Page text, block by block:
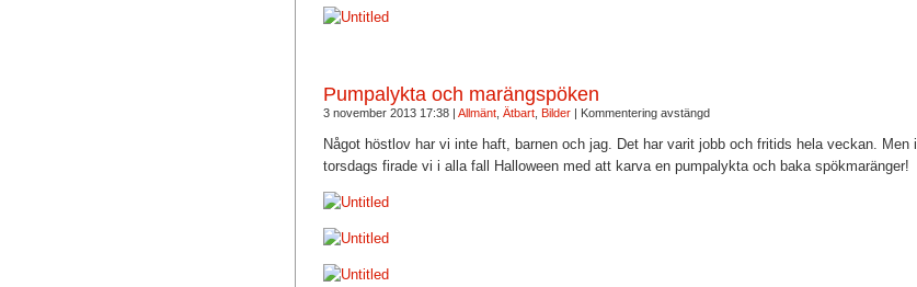
Pumpalykta och marängspöken
3 november 2013 17:38 | Allmänt, Ätbart, Bilder| Kommentering avstängd
Något höstlov har vi inte haft, barnen och jag. Det har varit jobb och fritids hela veckan. Men i
torsdags firade vi i alla fall Halloween med att karva en pumpalykta och baka spökmaränger!